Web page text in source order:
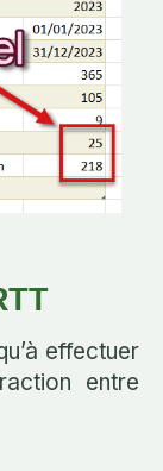
effectuer
entre